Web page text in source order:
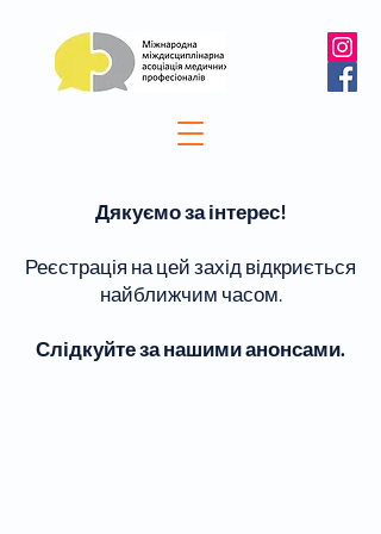
Дякуємо за інтерес!
Реєстрація на цей захід відкриється
найближчим часом.
Слідкуйте за нашими анонсами.